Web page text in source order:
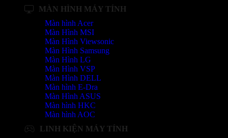
MÀN HÌNH MÁY TÍNH
Màn hình Acer
Màn Hình MSI
Màn Hình Viewsonic
Màn Hình Samsung
Màn Hình LG
Màn Hình VSP
Màn Hình DELL
Màn hình E-Dra
Màn Hình ASUS
Màn hình HKC
Màn hình AOC
LINH KIỆN MÁY TÍNH